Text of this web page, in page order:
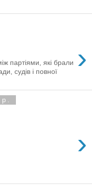
›
партіями, які брали
судів і повної
›